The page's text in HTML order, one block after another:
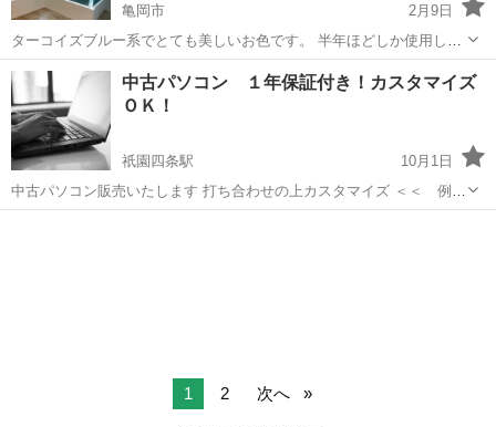
亀岡市
2月9日
ターコイズブルー系でとても美しいお色です。 半年ほどしか使用して
いません。 横のサイズ ・180cm ・182cm ・174cm ・135cm 計4枚ご
ざいます。 【1本 5000円】 サイズ、本数をお知らせください。...
京都 亀岡市 リサイクルショップ
中古パソコン １年保証付き！カスタマイズ
ＯＫ！
祇園四条駅
10月1日
中古パソコン販売いたします 打ち合わせの上カスタマイズ ＜＜ 例
＞＞ ノートパソコン 無線ＬＡＮ搭載 ＣＰＵ … Core i5 メモ
1 2 次へ